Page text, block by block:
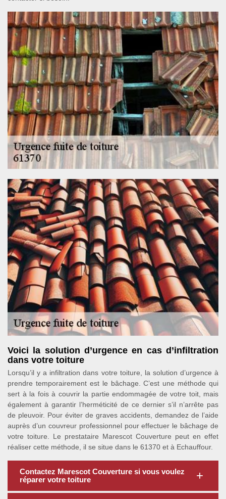
Voici la solution d’urgence en cas d’infiltration
dans votre toiture
Lorsqu’il y a infiltration dans votre toiture, la solution d’urgence à
prendre temporairement est le bâchage. C’est une méthode qui
sert à la fois à couvrir la partie endommagée de votre toit, mais
également à garantir l’herméticité de ce dernier s’il n’arrête pas
de pleuvoir. Pour éviter de graves accidents, demandez de l’aide
auprès d’un couvreur professionnel pour effectuer le bâchage de
votre toiture. Le prestataire Marescot Couverture peut en effet
réaliser cette méthode, il se situe dans le 61370 et à Echauffour.
Contactez Marescot Couverture si vous voulez
réparer votre toiture